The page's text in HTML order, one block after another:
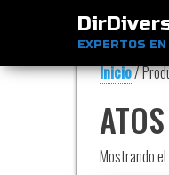
EXPERTOS EN
Inicio/
ATOS
Mostrando